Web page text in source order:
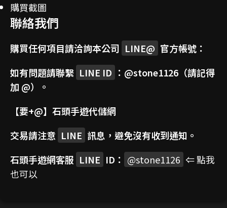
購買截圖
聯絡我們
購買任何項目請洽詢本公司 LINE@ 官方帳號：
如有問題請聯繫 LINE ID ： @stone1126 （請記得
加 @）。
【要+@】 石頭手遊代儲網
交易請注意 LINE 訊息，避免沒有收到通知。
石頭手遊網客服 LINE ID： @stone1126 ⇐ 點我
也可以